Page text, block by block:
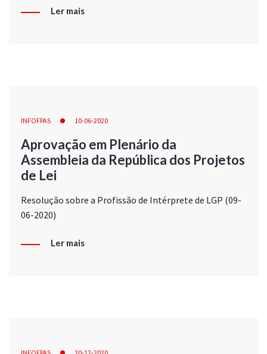
Ler mais
INFOFPAS 10-06-2020
Aprovação em Plenário da
Assembleia da República dos Projetos
de Lei
Resolução sobre a Profissão de Intérprete de LGP (09-
06-2020)
Ler mais